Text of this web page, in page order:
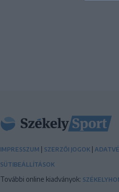
IMPRESSZUM SZERZŐI JOGOK
SÜTIBEÁLLÍTÁSOK
További online kiadványok: